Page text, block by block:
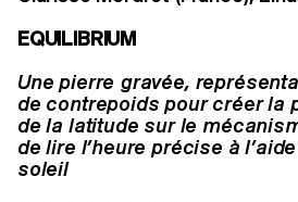
EQUILIBRIUM
Une pierre gravée,
de contrepoids pour créer la
de la latitude sur le
de lire l’heure précise à
soleil